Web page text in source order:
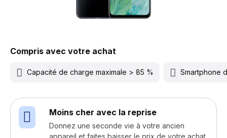
Compris avec votre achat
Capacité de charge maximale > 85 % Smartphone
Moins cher avec la reprise
Donnez une seconde vie à votre ancien
appareil et faites baisser le prix de votre achat